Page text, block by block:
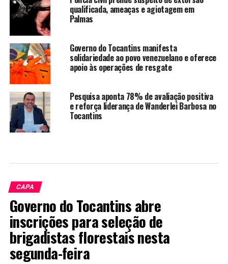
qualificada, ameaças e agiotagem em
Palmas
Governo do Tocantins manifesta
solidariedade ao povo venezuelano e oferece
apoio às operações de resgate
Pesquisa aponta 78% de avaliação positiva
e reforça liderança de Wanderlei Barbosa no
Tocantins
CAPA
Governo do Tocantins abre
inscrições para seleção de
brigadistas florestais nesta
segunda-feira